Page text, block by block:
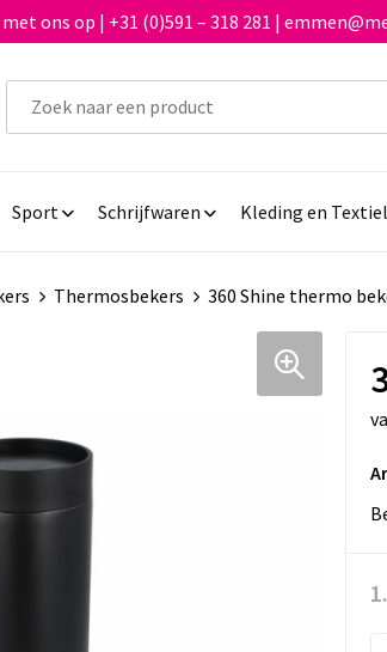
ons op | +31 (0)591 – 318 281 |
Sport Schrijfwaren Kleding en Textiel
Thermosbekers 360 Shine thermo